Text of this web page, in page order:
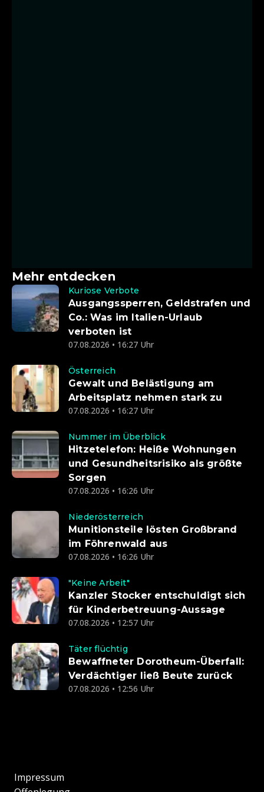
Mehr entdecken
Kuriose Verbote
Ausgangssperren, Geldstrafen und
Co.: Was im Italien-Urlaub
verboten ist
07.08.2026 • 16:27 Uhr
Österreich
Gewalt und Belästigung am
Arbeitsplatz nehmen stark zu
07.08.2026 • 16:27 Uhr
Nummer im Überblick
Hitzetelefon: Heiße Wohnungen
und Gesundheitsrisiko als größte
Sorgen
07.08.2026 • 16:26 Uhr
Niederösterreich
Munitionsteile lösten Großbrand
im Föhrenwald aus
07.08.2026 • 16:26 Uhr
"Keine Arbeit"
Kanzler Stocker entschuldigt sich
für Kinderbetreuung-Aussage
07.08.2026 • 12:57 Uhr
Täter flüchtig
Bewaffneter Dorotheum-Überfall:
Verdächtiger ließ Beute zurück
07.08.2026 • 12:56 Uhr
Impressum